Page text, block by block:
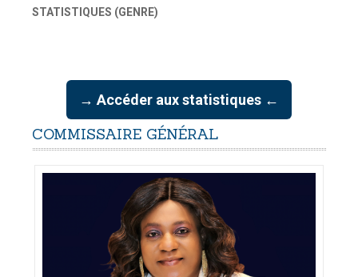
CONTACT
Contactez OTR
STATISTIQUES (GENRE)
→ Accéder aux statistiques ←
COMMISSAIRE GÉNÉRAL